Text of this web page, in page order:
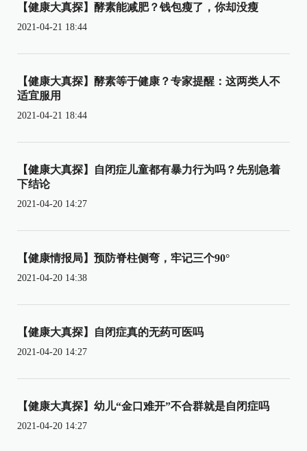
【健康大真探】酵素能减肥？钱包瘦了，你却没瘦
2021-04-21 18:44
【健康大真探】酵素等于健康？专家提醒：这两类人不
适宜服用
2021-04-21 18:44
【健康大真探】自闭症儿童都有暴力行为吗？先别急着
下结论
2021-04-20 14:27
【健康情报局】预防脊柱侧弯，牢记三个90°
2021-04-20 14:38
【健康大真探】自闭症真的无药可医吗
2021-04-20 14:27
【健康大真探】幼儿“金口难开”不合群就是自闭症吗
2021-04-20 14:27